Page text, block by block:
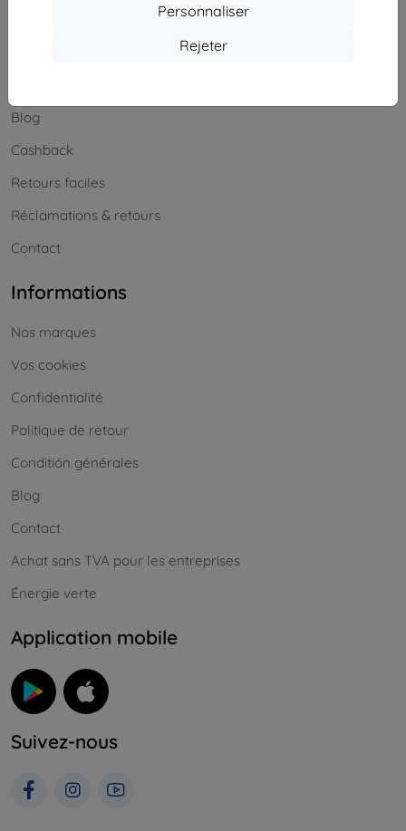
Personnaliser
Rejeter
Blog
Cashback
Retours faciles
Réclamations & retours
Contact
Informations
Nos marques
Vos cookies
Confidentialité
Politique de retour
Conditión générales
Blog
Contact
Achat sans TVA pour les entreprises
Énergie verte
Application mobile
Suivez-nous